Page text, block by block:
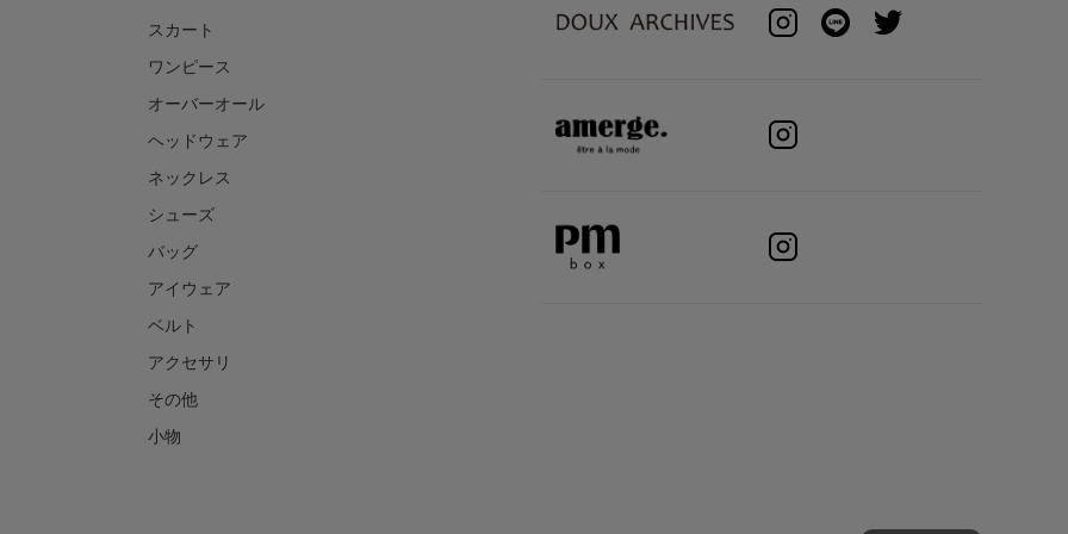
スカート
ワンピース
オーバーオール
ヘッドウェア
ネックレス
シューズ
バッグ
アイウェア
ベルト
アクセサリ
その他
小物